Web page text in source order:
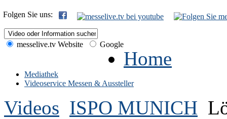
Folgen Sie uns:
messelive.tv Website Google
Home
Mediathek
Videoservice Messen & Aussteller
Videos ISPO MUNICH